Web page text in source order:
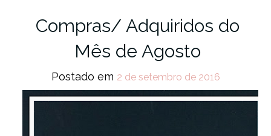
Compras/ Adquiridos do
Mês de Agosto
Postado em 2 de setembro de 2016